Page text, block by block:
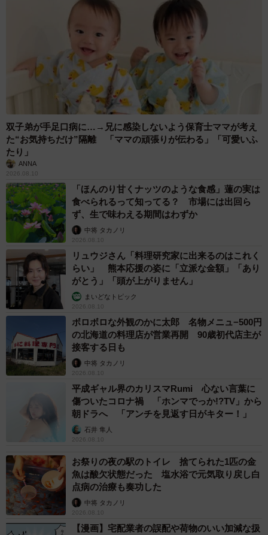
双子弟が手足口病に…→兄に感染しないよう保育士ママが考え
た“お気持ちだけ”隔離 「ママの頑張りが伝わる」「可愛いふ
たり」
ANNA
2026.08.10
「ほんのり甘くナッツのような食感」蓮の実は
食べられるって知ってる？ 市場には出回ら
ず、生で味わえる期間はわずか
中将 タカノリ
2026.08.10
リュウジさん「料理研究家に出来るのはこれく
らい」 熊本応援の姿に「立派な金額」「あり
がとう」「頭が上がりません」
まいどなトピック
2026.08.10
ボロボロな外観のかに太郎 名物メニュ−500円
の北海道の料理店が営業再開 90歳初代店主が
接客する日も
中将 タカノリ
2026.08.10
平成ギャル界のカリスマRumi 心ない言葉に
傷ついたコロナ禍 「ホンマでっか!?TV」から
朝ドラへ 「アンチを見返す日がキター！」
石井 隼人
2026.08.10
お祭りの夜の駅のトイレ 捨てられた1匹の金
魚は酸欠状態だった 塩水浴で元気取り戻し白
点病の治療も奏功した
中将 タカノリ
2026.08.10
【漫画】宅配業者の誤配や荷物のいい加減な扱